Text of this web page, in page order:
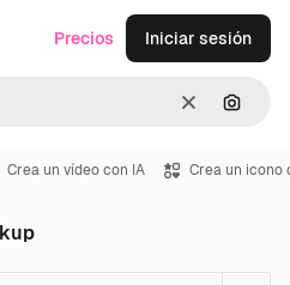
Borrar
Precios Iniciar sesión
Crea un vídeo con IA Crea un icono